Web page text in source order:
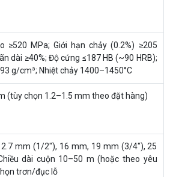
≥520 MPa; Giới hạn chảy (0.2%) ≥205
dài ≥40%; Độ cứng ≤187 HB (~90 HRB);
g/cm³; Nhiệt chảy 1400–1450°C
(tùy chọn 1.2–1.5 mm theo đặt hàng)
mm (1/2″), 16 mm, 19 mm (3/4″), 25
dài cuộn 10–50 m (hoặc theo yêu
trơn/đục lỗ